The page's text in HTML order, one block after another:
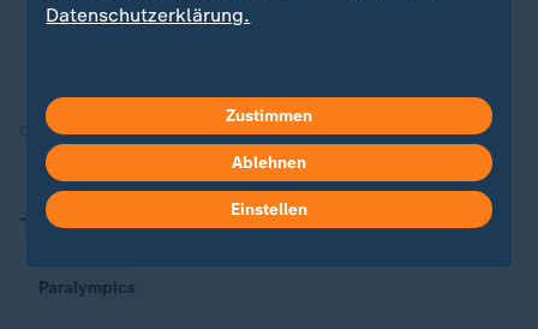
in Mailand und Cortina d’Ampezzo - Programm,
Quelle:Marco Krummel und Janne Koch, SID
Thema
Paralympics
Datenschutzerklärung.
Zustimmen
Ablehnen
Einstellen